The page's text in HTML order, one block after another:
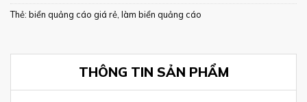
Thẻ: biển quảng cáo giá rẻ làm biển quảng cáo
THÔNG TIN SẢN PHẨM